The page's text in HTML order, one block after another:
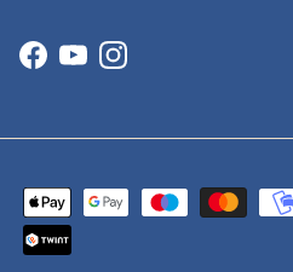
Facebook
YouTubeInstagram